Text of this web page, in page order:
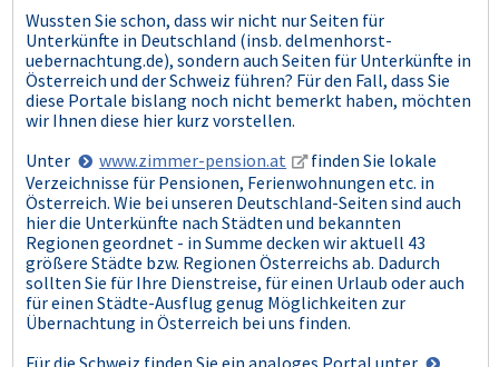
Wussten Sie schon, dass wir nicht nur Seiten für
Unterkünfte in Deutschland (insb. delmenhorst-
uebernachtung.de), sondern auch Seiten für Unterkünfte in
Österreich und der Schweiz führen? Für den Fall, dass Sie
diese Portale bislang noch nicht bemerkt haben, möchten
wir Ihnen diese hier kurz vorstellen.
Unter
www.zimmer-pension.at
finden Sie lokale
Verzeichnisse für Pensionen, Ferienwohnungen etc. in
Österreich. Wie bei unseren Deutschland-Seiten sind auch
hier die Unterkünfte nach Städten und bekannten
Regionen geordnet - in Summe decken wir aktuell 43
größere Städte bzw. Regionen Österreichs ab. Dadurch
sollten Sie für Ihre Dienstreise, für einen Urlaub oder auch
für einen Städte-Ausflug genug Möglichkeiten zur
Übernachtung in Österreich bei uns finden.